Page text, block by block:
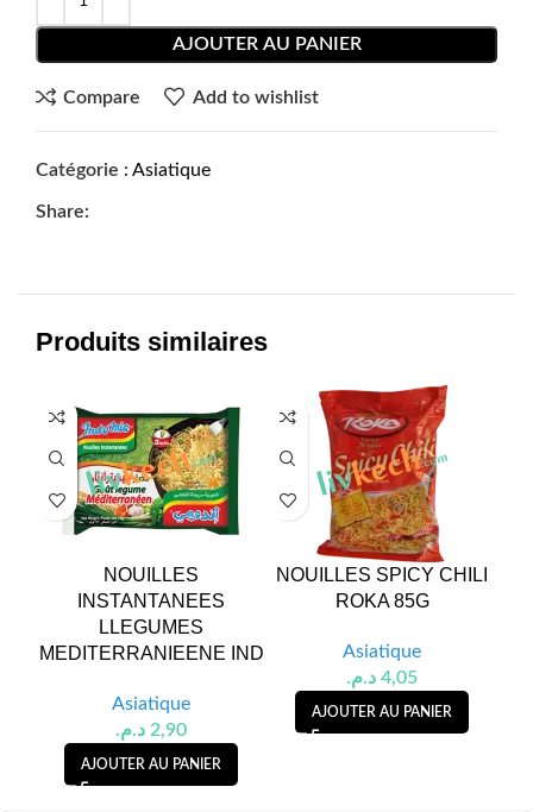
AJOUTER AU PANIER
Compare Add to wishlist
Catégorie : Asiatique
Share:
Produits similaires
NOUILLES
INSTANTANEES
LLEGUMES
MEDITERRANIEENE IND
Asiatique
2,90 د.م.
AJOUTER AU PANIER
NOUILLES SPICY CHILI
ROKA 85G
Asiatique
4,05 د.م.
AJOUTER AU PANIER